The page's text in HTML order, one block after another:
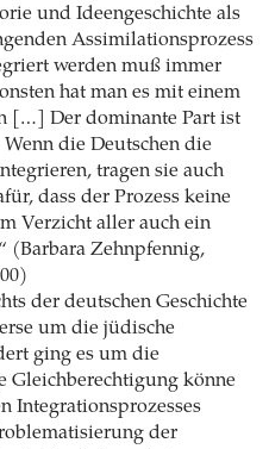
und Ideengeschichte als
Assimilationsprozess
werden muß immer
hat man es mit einem
[…] Der dominante Part ist
die Deutschen die
tragen sie auch
dass der Prozess keine
Verzicht aller auch ein
(Barbara Zehnpfennig,
der deutschen Geschichte
um die jüdische
ging es um die
Gleichberechtigung könne
Integrationsprozesses
der